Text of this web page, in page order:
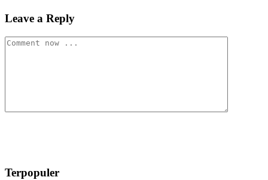
Leave a Reply
Terpopuler